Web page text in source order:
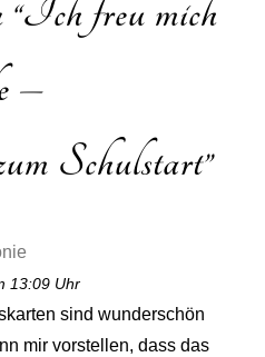
Ich freu mich
–
Schulstart”
13:09 Uhr
sind wunderschön
mir vorstellen, dass das